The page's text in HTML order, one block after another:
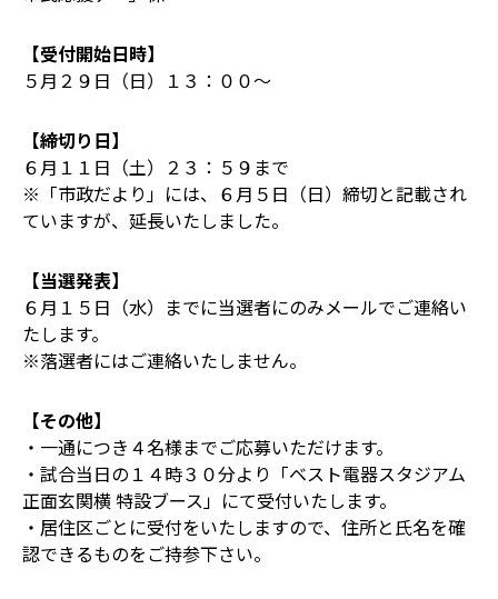
【受付開始日時】
５月２９日（日）１３：００～
【締切り日】
６月１１日（土）２３：５９まで
※「市政だより」には、６月５日（日）締切と記載され
ていますが、延長いたしました。
【当選発表】
６月１５日（水）までに当選者にのみメールでご連絡い
たします。
※落選者にはご連絡いたしません。
【その他】
・一通につき４名様までご応募いただけます。
・試合当日の１４時３０分より「ベスト電器スタジアム
正面玄関横 特設ブース」にて受付いたします。
・居住区ごとに受付をいたしますので、住所と氏名を確
認できるものをご持参下さい。